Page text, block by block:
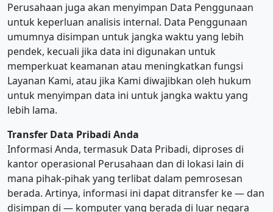
Perusahaan juga akan menyimpan Data Penggunaan
untuk keperluan analisis internal. Data Penggunaan
umumnya disimpan untuk jangka waktu yang lebih
pendek, kecuali jika data ini digunakan untuk
memperkuat keamanan atau meningkatkan fungsi
Layanan Kami, atau jika Kami diwajibkan oleh hukum
untuk menyimpan data ini untuk jangka waktu yang
lebih lama.
Transfer Data Pribadi Anda
Informasi Anda, termasuk Data Pribadi, diproses di
kantor operasional Perusahaan dan di lokasi lain di
mana pihak-pihak yang terlibat dalam pemrosesan
berada. Artinya, informasi ini dapat ditransfer ke — dan
disimpan di — komputer yang berada di luar negara